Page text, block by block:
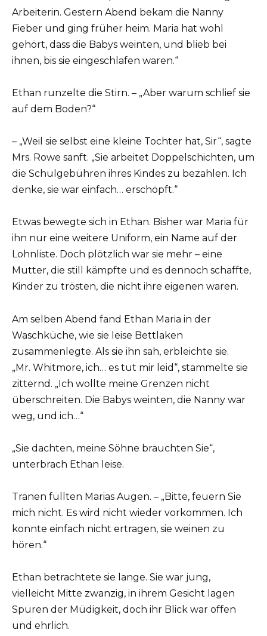
Arbeiterin. Gestern Abend bekam die Nanny
Fieber und ging früher heim. Maria hat wohl
gehört, dass die Babys weinten, und blieb bei
ihnen, bis sie eingeschlafen waren.“
Ethan runzelte die Stirn. – „Aber warum schlief sie
auf dem Boden?“
– „Weil sie selbst eine kleine Tochter hat, Sir“, sagte
Mrs. Rowe sanft. „Sie arbeitet Doppelschichten, um
die Schulgebühren ihres Kindes zu bezahlen. Ich
denke, sie war einfach… erschöpft.“
Etwas bewegte sich in Ethan. Bisher war Maria für
ihn nur eine weitere Uniform, ein Name auf der
Lohnliste. Doch plötzlich war sie mehr – eine
Mutter, die still kämpfte und es dennoch schaffte,
Kinder zu trösten, die nicht ihre eigenen waren.
Am selben Abend fand Ethan Maria in der
Waschküche, wie sie leise Bettlaken
zusammenlegte. Als sie ihn sah, erbleichte sie.
„Mr. Whitmore, ich… es tut mir leid“, stammelte sie
zitternd. „Ich wollte meine Grenzen nicht
überschreiten. Die Babys weinten, die Nanny war
weg, und ich…“
„Sie dachten, meine Söhne brauchten Sie“,
unterbrach Ethan leise.
Tränen füllten Marias Augen. – „Bitte, feuern Sie
mich nicht. Es wird nicht wieder vorkommen. Ich
konnte einfach nicht ertragen, sie weinen zu
hören.“
Ethan betrachtete sie lange. Sie war jung,
vielleicht Mitte zwanzig, in ihrem Gesicht lagen
Spuren der Müdigkeit, doch ihr Blick war offen
und ehrlich.